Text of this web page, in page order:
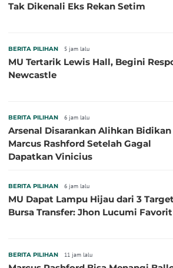
Tak Dikenali Eks Rekan Setim
BERITA PILIHAN 5 jam lalu
MU Tertarik Lewis Hall, Begini
Newcastle
BERITA PILIHAN 6 jam lalu
Arsenal Disarankan Alihkan
Marcus Rashford Setelah Gagal
Dapatkan Vinicius
BERITA PILIHAN 6 jam lalu
MU Dapat Lampu Hijau dari 3
Bursa Transfer: Jhon Lucumi Favorit
BERITA PILIHAN 11 jam lalu